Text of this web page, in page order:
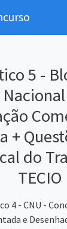
5 -
+
do
TECIO
4 - CNU -
e